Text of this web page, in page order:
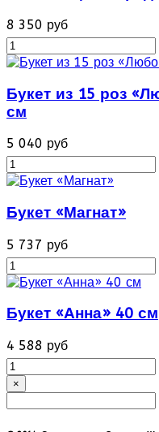
8 350 руб
Букет из 15 роз
см
5 040 руб
Букет «Магнат»
5 737 руб
Букет «Анна» 40 см
4 588 руб
×